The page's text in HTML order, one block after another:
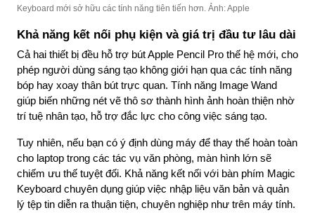
Keyboard mới sở hữu các tính năng tiên tiến hơn. Ảnh: Apple
Khả năng kết nối phụ kiện và giá trị đầu tư lâu dài
Cả hai thiết bị đều hỗ trợ bút Apple Pencil Pro thế hệ mới, cho
phép người dùng sáng tạo không giới hạn qua các tính năng
bóp hay xoay thân bút trực quan. Tính năng Image Wand
giúp biến những nét vẽ thô sơ thành hình ảnh hoàn thiện nhờ
trí tuệ nhân tạo, hỗ trợ đắc lực cho công việc sáng tạo.
Tuy nhiên, nếu bạn có ý định dùng máy để thay thế hoàn toàn
cho laptop trong các tác vụ văn phòng, màn hình lớn sẽ
chiếm ưu thế tuyệt đối. Khả năng kết nối với bàn phím Magic
Keyboard chuyên dụng giúp việc nhập liệu văn bản và quản
lý tệp tin diễn ra thuận tiện, chuyên nghiệp như trên máy tính.